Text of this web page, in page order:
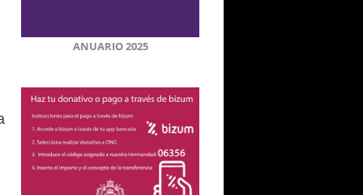
ANUARIO 2025